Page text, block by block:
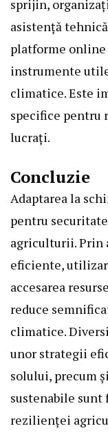
sprijin,
asistență
platforme
instrumente
climatice. Este
specifice pentru
lucrați.
Concluzie
Adaptarea la
pentru
agriculturii. Prin
eficiente,
accesarea
reduce
climatice.
unor strategii
solului, precum
sustenabile sunt
rezilienței